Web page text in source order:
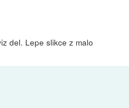
del. Lepe slikce z malo